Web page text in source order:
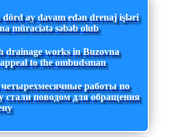
dörd ay davam edən drenaj işləri
müraciətə səbəb olub
drainage works in Buzovna
to the ombudsman
работы по
стали поводом для обращения